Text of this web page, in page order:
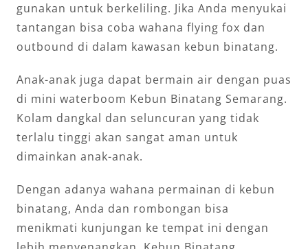
gunakan untuk berkeliling. Jika Anda menyukai
tantangan bisa coba wahana flying fox dan
outbound di dalam kawasan kebun binatang.
Anak-anak juga dapat bermain air dengan puas
di mini waterboom Kebun Binatang Semarang.
Kolam dangkal dan seluncuran yang tidak
terlalu tinggi akan sangat aman untuk
dimainkan anak-anak.
Dengan adanya wahana permainan di kebun
binatang, Anda dan rombongan bisa
menikmati kunjungan ke tempat ini dengan